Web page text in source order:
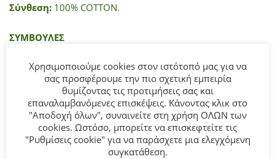
Σύνθεση: 100% COTTON.
ΣΥΜΒΟΥΛΕΣ
ΜΠΟΡΕΊ ΕΠΊΣΗΣ ΝΑ ΣΑΣ ΑΡΈΣΕΙ…
- 50%
Χρησιμοποιούμε cookies στον ιστότοπό μας για να
σας προσφέρουμε την πιο σχετική εμπειρία
θυμίζοντας τις προτιμήσεις σας και
επαναλαμβανόμενες επισκέψεις. Κάνοντας κλικ στο
"Αποδοχή όλων", συναινείτε στη χρήση ΟΛΩΝ των
cookies. Ωστόσο, μπορείτε να επισκεφτείτε τις
"Ρυθμίσεις cookie" για να παράσχετε μια ελεγχόμενη
συγκατάθεση.